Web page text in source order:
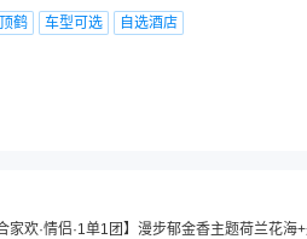
鹤 车型可选 自选酒店
家欢·情侣·1单1团】漫步郁金香主题荷兰花海